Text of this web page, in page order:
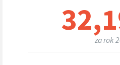
za rok